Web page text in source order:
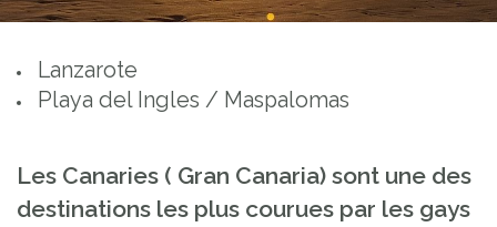
Lanzarote
Playa del Ingles / Maspalomas
Les Canaries ( Gran Canaria) sont une des
destinations les plus courues par les gays